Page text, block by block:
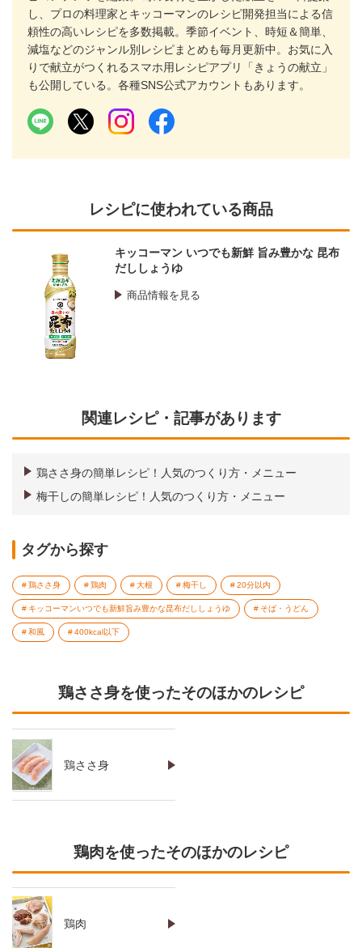
し、プロの料理家とキッコーマンのレシピ開発担当による信
頼性の高いレシピを多数掲載。季節イベント、時短＆簡単、
減塩などのジャンル別レシピまとめも毎月更新中。お気に入
りで献立がつくれるスマホ用レシピアプリ「きょうの献立」
も公開している。各種SNS公式アカウントもあります。
レシピに使われている商品
キッコーマン いつでも新鮮 旨み豊かな 昆布
だししょうゆ
商品情報を見る
関連レシピ・記事があります
鶏ささ身の簡単レシピ！人気のつくり方・メニュー
梅干しの簡単レシピ！人気のつくり方・メニュー
タグから探す
鶏ささ身 鶏肉 大根 梅干し 20分以内
キッコーマンいつでも新鮮旨み豊かな昆布だししょうゆ そば・うどん
和風 400kcal以下
鶏ささ身を使ったそのほかのレシピ
鶏ささ身
鶏肉を使ったそのほかのレシピ
鶏肉